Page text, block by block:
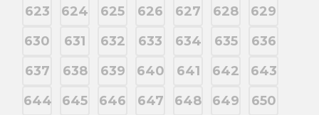
623
624 625 626 627 628
629
630
631 632 633 634 635
636
637
638 639 640 641 642
643
644
645 646 647 648 649
650